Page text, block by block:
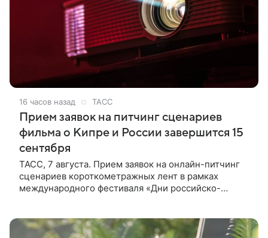
16 часов назад ТАСС
Прием заявок на питчинг сценариев
фильма о Кипре и России завершится 15
сентября
ТАСС, 7 августа. Прием заявок на онлайн-питчинг
сценариев короткометражных лент в рамках
международного фестиваля «Дни российско-